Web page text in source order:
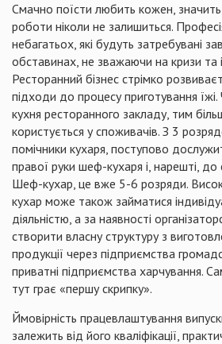
Смачно поїсти любить кожен,
роботи ніколи не залишиться.
небагатьох, які будуть затребувані
обставинах, не зважаючи на кризи та
Ресторанний бізнес стрімко
підходи до процесу приготування їжі.
кухня ресторанного закладу, тим
користується у споживачів. З 3
помічники кухаря, поступово
правої руки шеф-кухаря і, нарешті,
Шеф-кухар, це вже 5-6 розряди.
кухар може також займатися
діяльністю, а за наявності
створити власну структуру з
продукції через підприємства
приватні підприємства харчування.
тут грає «першу скрипку».
Ймовірність працевлаштування
залежить від його кваліфікації,